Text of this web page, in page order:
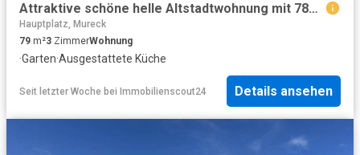
Attraktive schöne helle Altstadtwohnung mit 78m², 2 Schlafzimmer, Parkplatz, Garten auf der Bastei
Hauptplatz, Mureck
79 m²3 ZimmerWohnung
·Garten·Ausgestattete Küche
Seit letzter Woche bei Immobilienscout24 Details ansehen